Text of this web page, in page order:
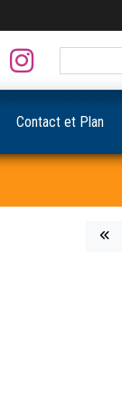
Contact et Plan